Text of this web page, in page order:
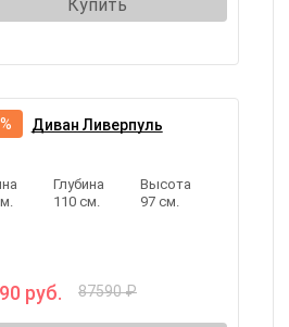
Купить
Диван Ливерпуль
Глубина
110 см.
Высота
97 см.
руб. 87590 ₽